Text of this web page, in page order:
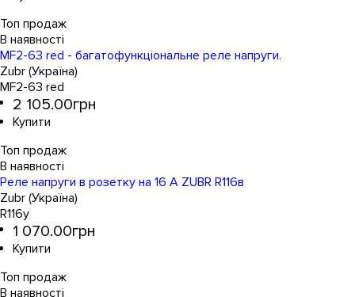
Топ продаж
MF2-63 red - багатофункціональне реле напруги.
Zubr (Україна)
MF2-63 red
2 105.00грн
Топ продаж
Реле напруги в розетку на 16 А ZUBR R116в
Zubr (Україна)
R116y
1 070.00грн
Топ продаж